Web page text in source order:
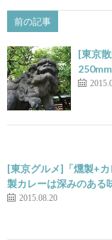
前の記事
[東京
[東京グルメ]「燻製+
製カレーは深みのある
2015.08.20